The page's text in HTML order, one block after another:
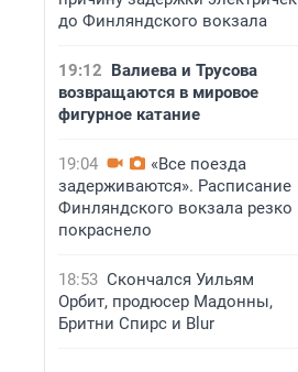
до Финляндского вокзала
19:12 Валиева и Трусова
возвращаются в мировое
фигурное катание
19:04
«Все поезда
задерживаются». Расписание
Финляндского вокзала резко
покраснело
18:53 Скончался Уильям
Орбит, продюсер Мадонны,
Бритни Спирс и Blur